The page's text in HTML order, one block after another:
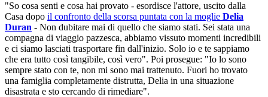
"So cosa senti e cosa hai provato - esordisce l'attore, uscito dalla
Casa dopo il confronto della scorsa puntata con la moglie Delia
Duran - Non dubitare mai di quello che siamo stati. Sei stata una
compagna di viaggio pazzesca, abbiamo vissuto momenti incredibili
e ci siamo lasciati trasportare fin dall'inizio. Solo io e te sappiamo
che era tutto così tangibile, così vero". Poi prosegue: "Io lo sono
sempre stato con te, non mi sono mai trattenuto. Fuori ho trovato
una famiglia completamente distrutta, Delia in una situazione
disastrata e sto cercando di rimediare".